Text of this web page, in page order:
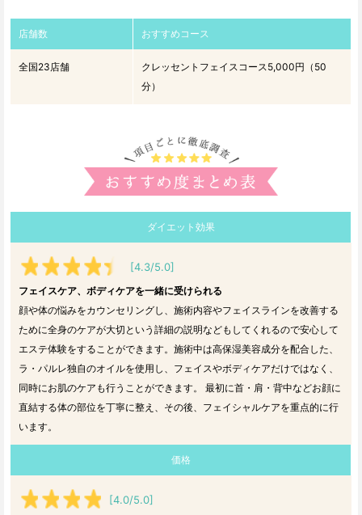
店舗数 おすすめコース
全国23店舗
クレッセントフェイスコース5,000円（50
分）
ダイエット効果
[4.3/5.0]
フェイスケア、ボディケアを一緒に受けられる
顔や体の悩みをカウンセリングし、施術内容やフェイスラインを改善する
ために全身のケアが大切という詳細の説明などもしてくれるので安心して
エステ体験をすることができます。施術中は高保湿美容成分を配合した、
ラ・パルレ独自のオイルを使用し、フェイスやボディケアだけではなく、
同時にお肌のケアも行うことができます。 最初に首・肩・背中などお顔に
直結する体の部位を丁寧に整え、その後、フェイシャルケアを重点的に行
います。
価格
[4.0/5.0]